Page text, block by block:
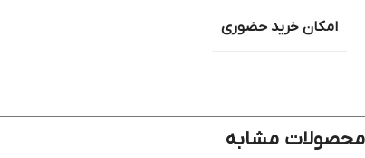
امکان خرید حضوری
محصولات مشابه